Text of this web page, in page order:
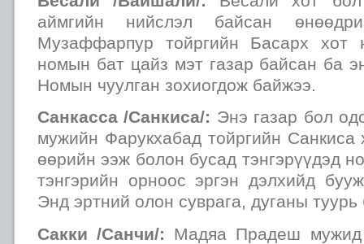
аймгийн нийслэл байсан
Музаффарпур тойргийн Басарх
номын бат цайз мэт газар байсан ба
Номын чуулган зохиогдож байжээ.
Санкасса /Санкиса/: Энэ газар бол
мужийн Фарукхабад тойргийн
өөрийн ээж болон бусад тэнгэрүүдэд
тэнгэрийн орноос эргэн дэлхийд
Энд эртний олон суврага, дуганы туурь
Сакки /Санчи/: Мадяа Прадеш мужид